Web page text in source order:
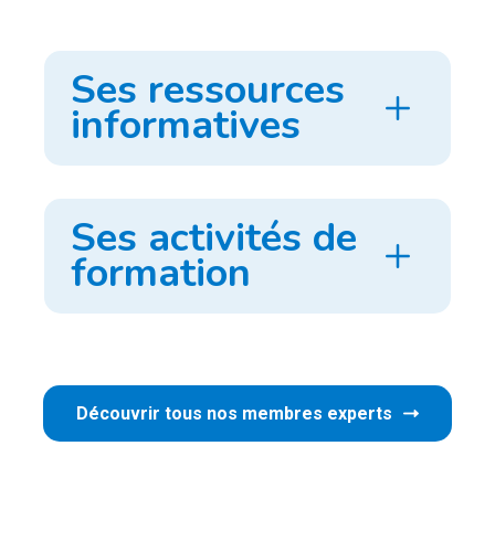
Ses ressources
informatives
Ses activités de
formation
Découvrir tous nos membres experts